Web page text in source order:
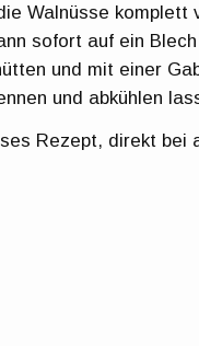
Walnüsse komplett
sofort auf ein
und mit einer
und abkühlen
Rezept, direkt bei